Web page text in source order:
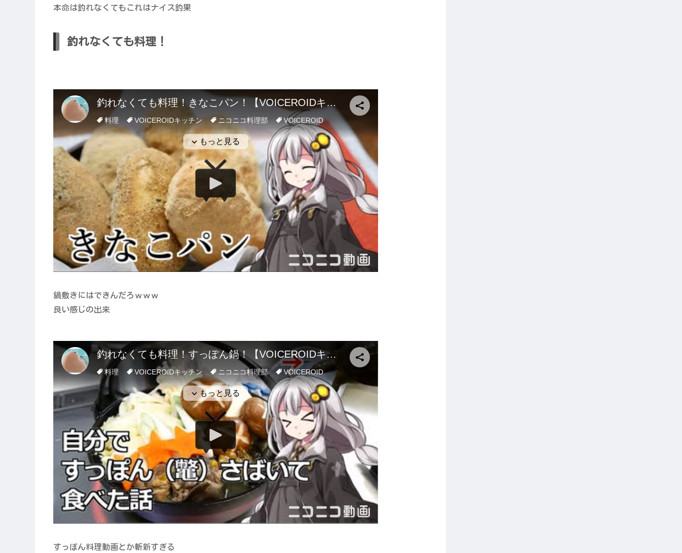
本命は釣れなくてもこれはナイス釣果
釣れなくても料理！
鍋敷きにはできんだろｗｗｗ
良い感じの出来
すっぽん料理動画とか斬新すぎる